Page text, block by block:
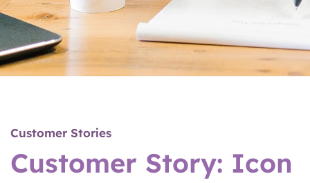
Customer Stories
Customer Story: Icon